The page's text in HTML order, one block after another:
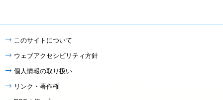
このサイトについて
ウェブアクセシビリティ方針
個人情報の取り扱い
リンク・著作権